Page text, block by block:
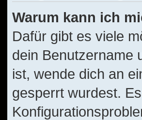
Warum kann ich
Dafür gibt es viele
dein Benutzername
ist, wende dich an
gesperrt wurdest.